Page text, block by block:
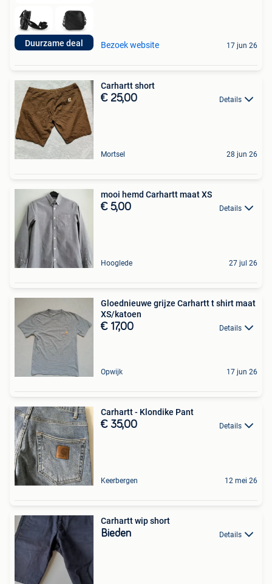
Duurzame deal Bezoek website 17 jun 26
Carhartt short
€ 25,00 Details
Mortsel 28 jun 26
mooi hemd Carhartt maat XS
€ 5,00 Details
Hooglede 27 jul 26
Gloednieuwe grijze Carhartt t shirt maat
XS/katoen
€ 17,00 Details
Opwijk 17 jun 26
Carhartt - Klondike Pant
€ 35,00 Details
Keerbergen 12 mei 26
Carhartt wip short
Bieden Details